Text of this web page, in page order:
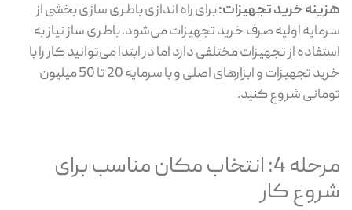
هزینه خرید تجهیزات:برای راه اندازی باطری سازی بخشی از
سرمایه اولیه صرف خرید تجهیزات می‌شود. باطری ساز نیاز به
استفاده از تجهیزات مختلفی دارد اما در ابتدا می‌توانید کار را با
خرید تجهیزات و ابزارهای اصلی و با سرمایه‌ 20 تا 50 میلیون
تومانی شروع کنید.
مرحله 4: انتخاب مکان مناسب برای
شروع کار